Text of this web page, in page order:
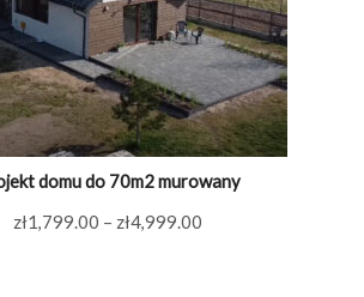
domu do 70m2 murowany
zł1,799.00 – zł4,999.00